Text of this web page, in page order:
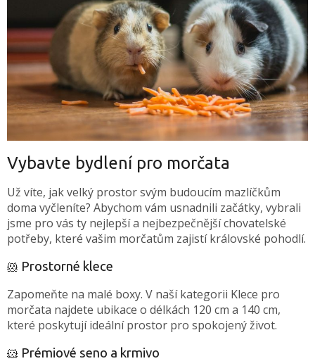
Vybavte bydlení pro morčata
Už víte, jak velký prostor svým budoucím mazlíčkům
doma vyčleníte? Abychom vám usnadnili začátky, vybrali
jsme pro vás ty nejlepší a nejbezpečnější chovatelské
potřeby, které vašim morčatům zajistí královské pohodlí.
🐹 Prostorné klece
Zapomeňte na malé boxy. V naší kategorii Klece pro
morčata najdete ubikace o délkách 120 cm a 140 cm,
které poskytují ideální prostor pro spokojený život.
🐹 Prémiové seno a krmivo